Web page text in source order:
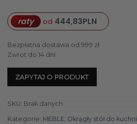
raty od 444,83PLN
Bezpłatna dostawa od 999 zł
Zwrot do 14 dni
ZAPYTAJ O PRODUKT
SKU: Brak danych
Kategorie: MEBLE Okrągły stół do kuchni